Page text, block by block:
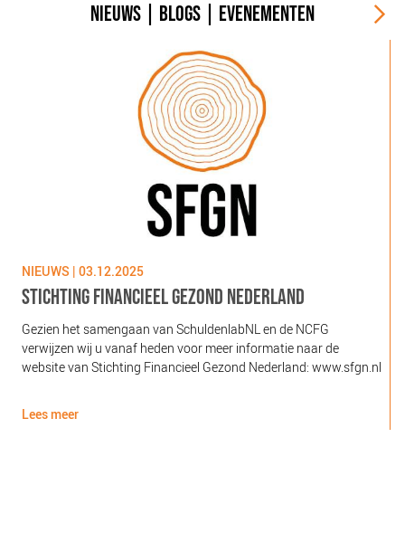
NIEUWS BLOGS EVENEMENTEN
NIEUWS | 03.12.2025
STICHTING FINANCIEEL GEZOND NEDERLAND
Gezien het samengaan van SchuldenlabNL en de NCFG
verwijzen wij u vanaf heden voor meer informatie naar de
website van Stichting Financieel Gezond Nederland: www.sfgn.nl
Lees meer